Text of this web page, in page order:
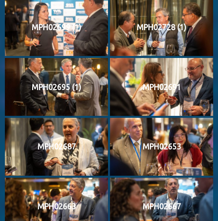
MPH02699 (1) MPH02728 (1)
MPH02695 (1) MPH02691
MPH02687 MPH02653
MPH02663 MPH02667